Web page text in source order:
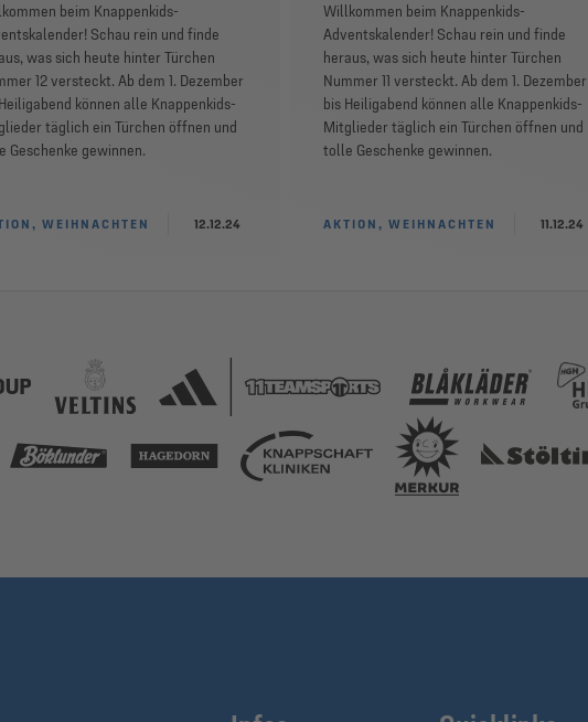
beim Knappenkids-
Schau rein und finde
was sich heute hinter Türchen
12 versteckt. Ab dem 1. Dezember
können alle Knappenkids-
täglich ein Türchen öffnen und
Geschenke gewinnen.
WEIHNACHTEN 12.12.24
Willkommen beim Knappenkids-
Adventskalender! Schau rein und finde
heraus, was sich heute hinter Türchen
Nummer 11 versteckt. Ab dem 1. Dezember
bis Heiligabend können alle Knappenkids-
Mitglieder täglich ein Türchen öffnen und
tolle Geschenke gewinnen.
AKTION, WEIHNACHTEN 11.12.24